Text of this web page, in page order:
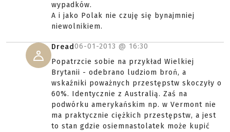
wypadków.
A i jako Polak nie czuję się bynajmniej
niewolnikiem.
Dread06-01-2013 @ 16:30
Popatrzcie sobie na przykład Wielkiej
Brytanii - odebrano ludziom broń, a
wskaźniki poważnych przestępstw skoczyły o
60%. Identycznie z Australią. Zaś na
podwórku amerykańskim np. w Vermont nie
ma praktycznie ciężkich przestępstw, a jest
to stan gdzie osiemnastolatek może kupić